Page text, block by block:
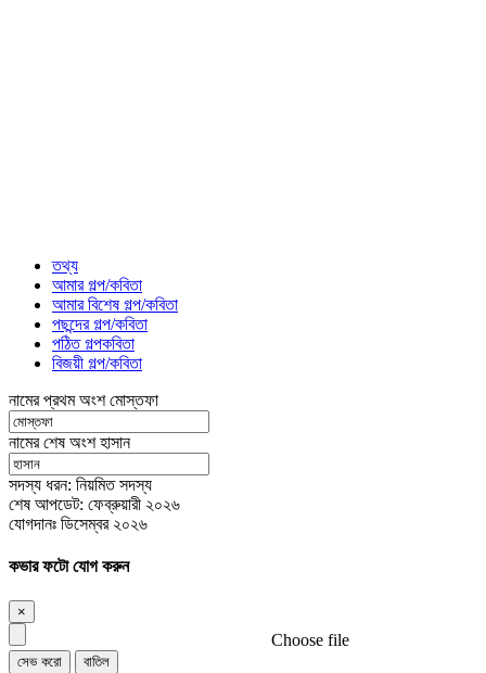
তথ্য
আমার গল্প/কবিতা
আমার বিশেষ গল্প/কবিতা
পছন্দের গল্প/কবিতা
পঠিত গল্পকবিতা
বিজয়ী গল্প/কবিতা
নামের প্রথম অংশমোস্তফা
নামের শেষ অংশহাসান
সদস্য ধরন: নিয়মিত সদস্য
শেষ আপডেট: ফেব্রুয়ারী ২০২৬
যোগদানঃ ডিসেম্বর ২০২৬
কভার ফটো যোগ করুন
×
Choose file
সেভ করো বাতিল